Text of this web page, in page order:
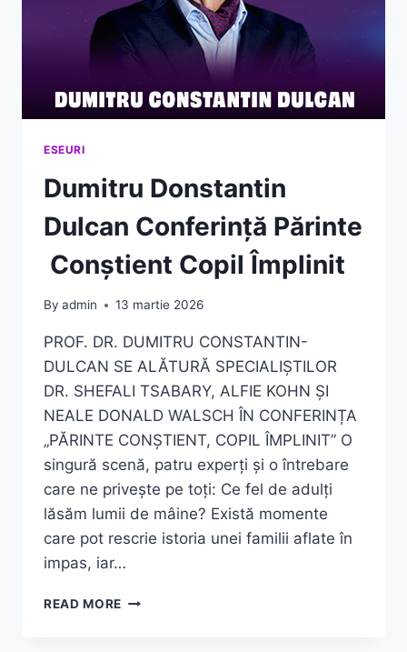
ESEURI
Dumitru Donstantin
Dulcan Conferință Părinte
Conștient Copil Împlinit
By admin 13 martie 2026
PROF. DR. DUMITRU CONSTANTIN-
DULCAN SE ALĂTURĂ SPECIALIȘTILOR
DR. SHEFALI TSABARY, ALFIE KOHN ȘI
NEALE DONALD WALSCH ÎN CONFERINȚA
„PĂRINTE CONȘTIENT, COPIL ÎMPLINIT” O
singură scenă, patru experți și o întrebare
care ne privește pe toți: Ce fel de adulți
lăsăm lumii de mâine? Există momente
care pot rescrie istoria unei familii aflate în
impas, iar…
READ MORE DUMITRU